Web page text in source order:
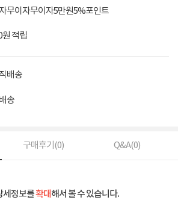
무이자무이자5만원5%포인트
원 적립
배송
송
구매후기(0) Q&A(0)
세정보를확대해서 볼 수 있습니다.